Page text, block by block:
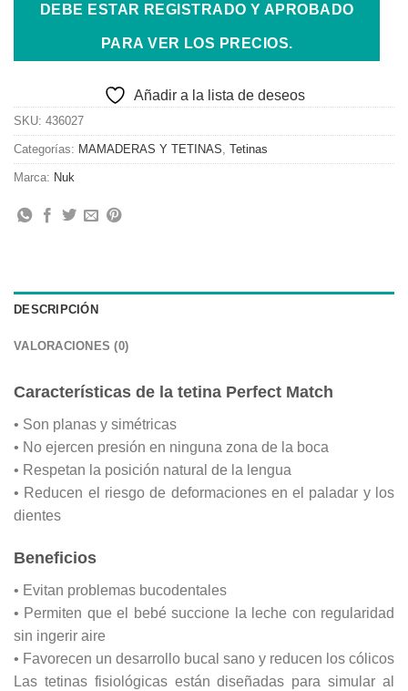
DEBE ESTAR REGISTRADO Y APROBADO
PARA VER LOS PRECIOS.
Añadir a la lista de deseos
SKU: 436027
Categorías: MAMADERAS Y TETINAS, Tetinas
Marca: Nuk
DESCRIPCIÓN
VALORACIONES (0)
Características de la tetina Perfect Match
• Son planas y simétricas
• No ejercen presión en ninguna zona de la boca
• Respetan la posición natural de la lengua
• Reducen el riesgo de deformaciones en el paladar y los
dientes
Beneficios
• Evitan problemas bucodentales
• Permiten que el bebé succione la leche con regularidad
sin ingerir aire
• Favorecen un desarrollo bucal sano y reducen los cólicos
Las tetinas fisiológicas están diseñadas para simular al